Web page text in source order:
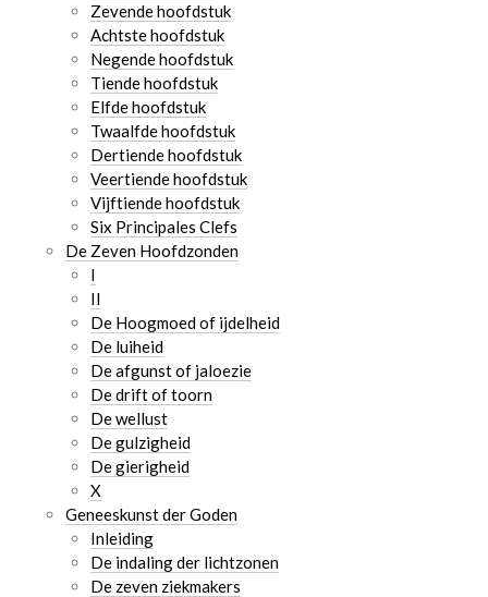
Zevende hoofdstuk
Achtste hoofdstuk
Negende hoofdstuk
Tiende hoofdstuk
Elfde hoofdstuk
Twaalfde hoofdstuk
Dertiende hoofdstuk
Veertiende hoofdstuk
Vijftiende hoofdstuk
Six Principales Clefs
De Zeven Hoofdzonden
I
II
De Hoogmoed of ijdelheid
De luiheid
De afgunst of jaloezie
De drift of toorn
De wellust
De gulzigheid
De gierigheid
X
Geneeskunst der Goden
Inleiding
De indaling der lichtzonen
De zeven ziekmakers